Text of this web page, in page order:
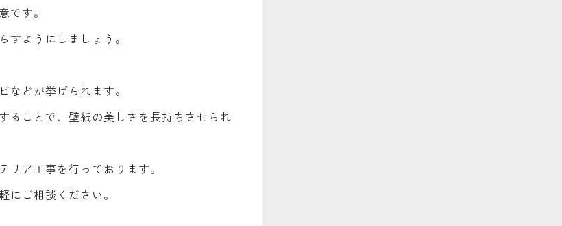
です。
ようにしましょう。
どが挙げられます。
ることで、壁紙の美しさを長持ちさせられ
ア工事を行っております。
ご相談ください。